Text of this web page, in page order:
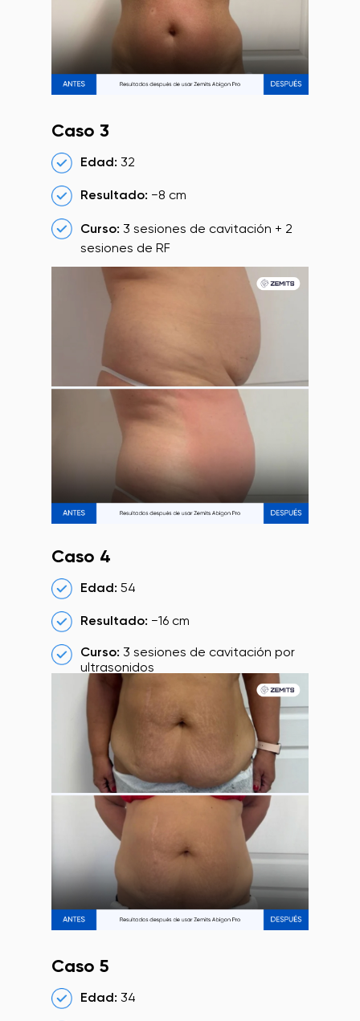
Caso 3
Edad: 32
Resultado: −8 cm
Curso: 3 sesiones de cavitación + 2
sesiones de RF
Caso 4
Edad: 54
Resultado: −16 cm
Curso: 3 sesiones de cavitación por
ultrasonidos
Caso 5
Edad: 34